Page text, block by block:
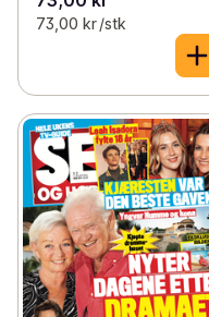
73,00 kr /stk